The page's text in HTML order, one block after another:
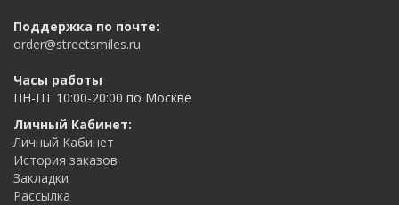
Поддержка по почте:
order@streetsmiles.ru
Часы работы
ПН-ПТ 10:00-20:00 по Москве
Личный Кабинет:
Личный Кабинет
История заказов
Закладки
Рассылка